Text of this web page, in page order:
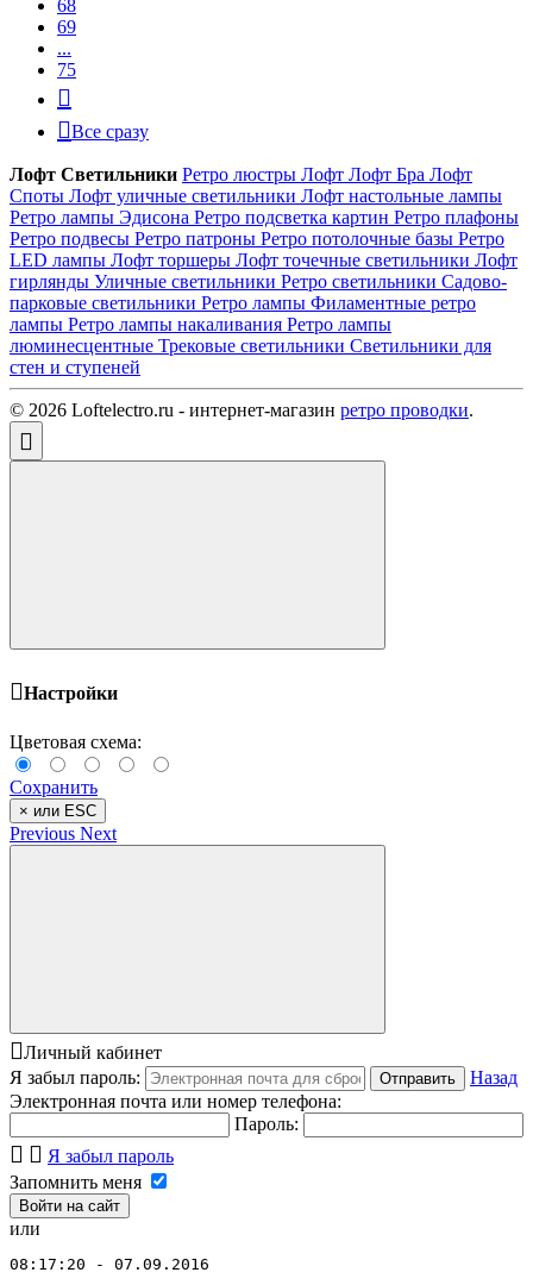
68
69
...
75
Все сразу
Лофт Светильники Ретро люстры Лофт Лофт Бра Лофт
Споты Лофт уличные светильники Лофт настольные лампы
Ретро лампы Эдисона Ретро подсветка картин Ретро плафоны
Ретро подвесы Ретро патроны Ретро потолочные базы Ретро
LED лампы Лофт торшеры Лофт точечные светильники Лофт
гирлянды Уличные светильники Ретро светильники Садово-
парковые светильники Ретро лампы Филаментные ретро
лампы Ретро лампы накаливания Ретро лампы
люминесцентные Трековые светильники Светильники для
стен и ступеней
© 2026 Loftelectro.ru - интернет-магазин ретро проводки.
Настройки
Цветовая схема:
Сохранить
× или ESC
Previous Next
Личный кабинет
Я забыл пароль:
Отправить
Назад
Электронная почта или номер телефона:
Пароль:
Я забыл пароль
Запомнить меня
или
08:17:20 - 07.09.2016